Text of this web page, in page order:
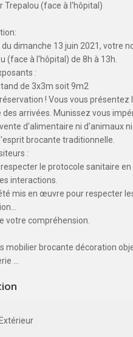
Trepalou (face à l'hôpital)
dimanche 13 juin 2021, votre
(face à l'hôpital) de 8h à 13h.
:
de 3x3m soit 9m2
! Vous vous
des arrivées. Munissez vous
d'alimentaire ni d'animaux
brocante traditionnelle.
:
le protocole sanitaire
interactions.
mis en œuvre pour respecter
votre compréhension.
mobilier brocante décoration
...
Extérieur